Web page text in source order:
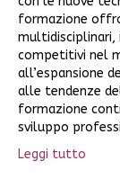
formazione
multidisciplinari,
competitivi nel
all’espansione
alle tendenze
formazione
sviluppo
Leggi tutto